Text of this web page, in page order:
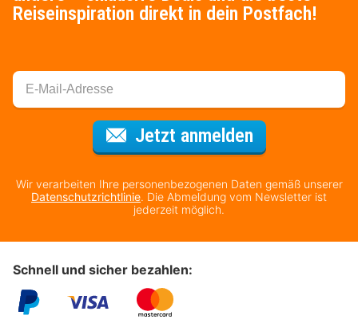
Reiseinspiration direkt in dein Postfach!
Jetzt anmeldenFür den
Wir verarbeiten Ihre personenbezogenen Daten gemäß unserer
Datenschutzrichtlinie. Die Abmeldung vom Newsletter ist
jederzeit möglich.
Schnell und sicher bezahlen: